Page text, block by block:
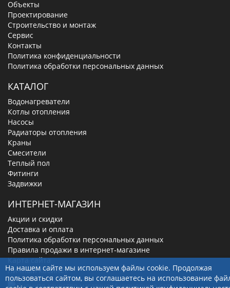
Объекты
Проектирование
Строительство и монтаж
Сервис
Контакты
Политика конфиденциальности
Политика обработки персональных данных
КАТАЛОГ
Водонагреватели
Котлы отопления
Насосы
Радиаторы отопления
Краны
Смесители
Теплый пол
Фитинги
Задвижки
ИНТЕРНЕТ-МАГАЗИН
Акции и скидки
Доставка и оплата
Политика обработки персональных данных
Правила продажи в интернет-магазине
Карта сайта
Личный кабинет
На нашем сайте мы используем файлы cookie. Продолжая
пользоваться сайтом, вы соглашаетесь на использование